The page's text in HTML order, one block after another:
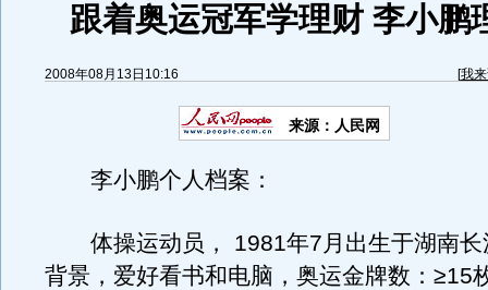
跟着奥运冠军学理财 李小鹏
2008年08月13日10:16 [我
来源：人民网
李小鹏个人档案：
体操运动员， 1981年7月出生于湖南长
背景，爱好看书和电脑，奥运金牌数：≥15